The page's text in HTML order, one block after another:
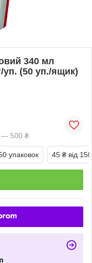
340 мл
(50 уп./ящик)
— 500 ₴
упаковок 45 ₴ від